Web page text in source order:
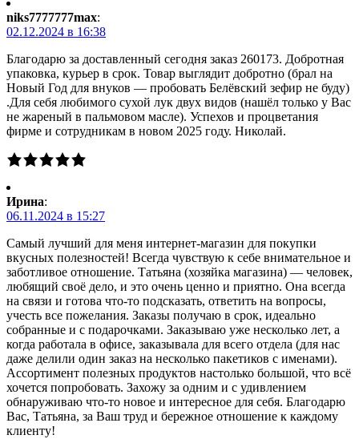
niks7777777max:
02.12.2024 в 16:38
Благодарю за доставленный сегодня заказ 260173. Добротная
упаковка, курьер в срок. Товар выглядит добротно (брал на
Новый Год для внуков — пробовать Белёвский зефир не буду)
.Для себя любимого сухой лук двух видов (нашёл только у Вас
не жареный в пальмовом масле). Успехов и процветания
фирме и сотрудникам в новом 2025 году. Николай.
Ирина:
06.11.2024 в 15:27
Самый лучший для меня интернет-магазин для покупки
вкусных полезностей! Всегда чувствую к себе внимательное и
заботливое отношение. Татьяна (хозяйка магазина) — человек,
любящий своё дело, и это очень ценно и приятно. Она всегда
на связи и готова что-то подсказать, ответить на вопросы,
учесть все пожелания. Заказы получаю в срок, идеально
собранные и с подарочками. Заказываю уже несколько лет, а
когда работала в офисе, заказывала для всего отдела (для нас
даже делили один заказ на несколько пакетиков с именами).
Ассортимент полезных продуктов настолько большой, что всё
хочется попробовать. Захожу за одним и с удивлением
обнаруживаю что-то новое и интересное для себя. Благодарю
Вас, Татьяна, за Ваш труд и бережное отношение к каждому
клиенту!